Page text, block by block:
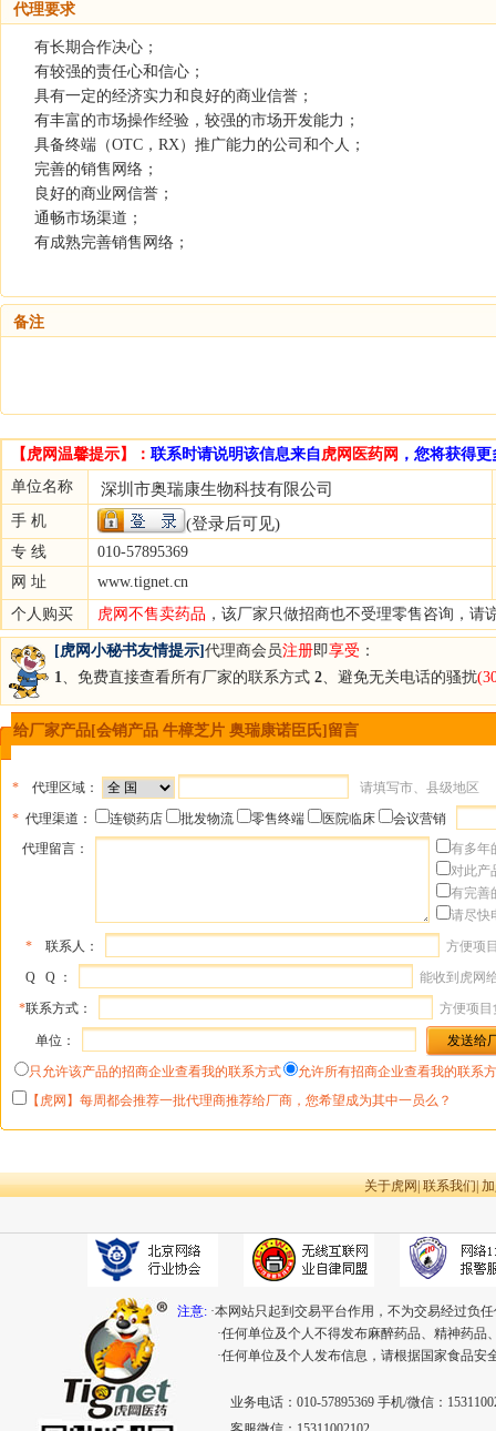
代理要求
有长期合作决心；
有较强的责任心和信心；
具有一定的经济实力和良好的商业信誉；
有丰富的市场操作经验，较强的市场开发能力；
具备终端（OTC，RX）推广能力的公司和个人；
完善的销售网络；
良好的商业网信誉；
通畅市场渠道；
有成熟完善销售网络；
备注
【虎网温馨提示】： 联系时请说明该信息来自虎网医药网 ，您将获得
单位名称
深圳市奥瑞康生物科技有限公司
手 机 (登录后可见)
专 线
010-57895369
网 址
www.tignet.cn
个人购买
虎网不售卖药品 ，该厂家只做招商也不受理零售咨询，请
[虎网小秘书友情提示] 代理商会员注册即享受 ：
1、免费直接查看所有厂家的联系方式 2、避免无关电话的骚扰
给厂家产品[会销产品 牛樟芝片 奥瑞康诺臣氏]留言
* 代理区域：
请填写市、县级地区
* 代理渠道： 连锁药店 批发物流 零售终端 医院临床
会议营销
代理留言：
有多年
对此产
有完善
请尽快
* 联系人：
方便项
Q Q ：
能收到虎网
*联系方式： 方便项目
单位：
只允许该产品的招商企业查看我的联系方式
允许所有招商企业查看我的联系
【虎网】每周都会推荐一批代理商推荐给厂商，您希望成为其中一员么？
关于虎网|联系我们|
注意: ·本网站只起到交易平台作用，不为交易经过负
·任何单位及个人不得发布麻醉药品、精神药
·任何单位及个人发布信息，请根据国家食品
业务电话：010-57895369 手机/微信：